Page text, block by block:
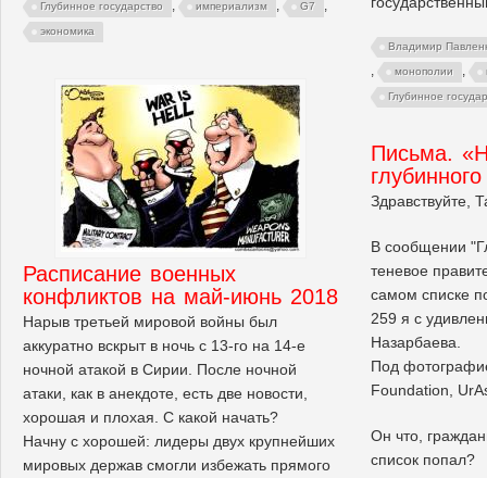
Владимир
, монополии ,
Глубинное
Глубинное государство , империализм , G7 ,
экономика
Расписание военных
конфликтов на май-июнь 2018
Нарыв третьей мировой войны был
аккуратно вскрыт в ночь с 13-го на 14-е
ночной атакой в Сирии. После ночной
атаки, как в анекдоте, есть две новости,
хорошая и плохая. С какой начать?
Начну с хорошей: лидеры двух крупнейших
мировых держав смогли избежать прямого
Письма.
Здравствуйте,
В сообщении
теневое
самом списке
259 я с
Назарбаева.
Под
Foundation,
Он что,
список попал?